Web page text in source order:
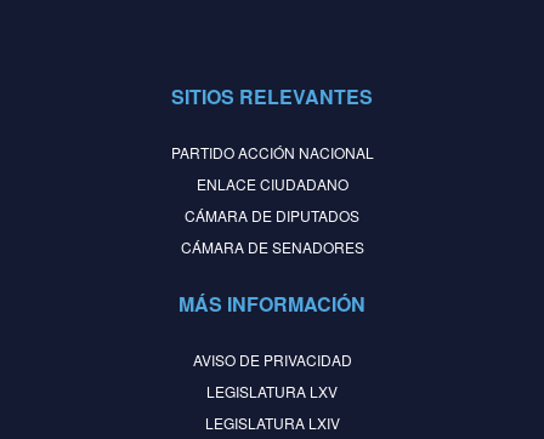
SITIOS RELEVANTES
PARTIDO ACCIÓN NACIONAL
ENLACE CIUDADANO
CÁMARA DE DIPUTADOS
CÁMARA DE SENADORES
MÁS INFORMACIÓN
AVISO DE PRIVACIDAD
LEGISLATURA LXV
LEGISLATURA LXIV